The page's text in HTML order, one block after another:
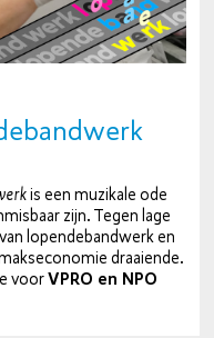
is een muzikale ode
zijn. Tegen lage
lo­pen­de­band­werk en
draaiende.
voorVPRO en NPO